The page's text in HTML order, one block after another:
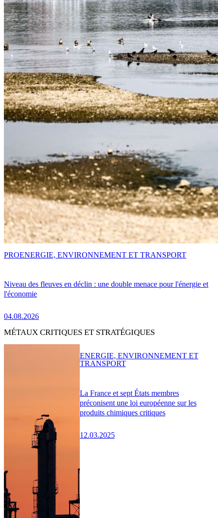
Niveau des fleuves en déclin : une double menace pour l'énergie et
l'économie
04.08.2026
PROENERGIE, ENVIRONNEMENT ET TRANSPORT
MÉTAUX CRITIQUES ET STRATÉGIQUES
La France et sept États membres
préconisent une loi européenne sur les
produits chimiques critiques
12.03.2025
ENERGIE, ENVIRONNEMENT ET
TRANSPORT